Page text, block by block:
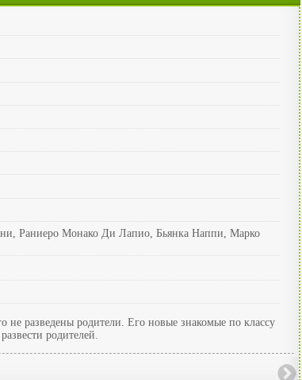
Раниеро Монако Ди Лапио, Бьянка Наппи, Марко
не разведены родители. Его новые знакомые по классу
родителей.